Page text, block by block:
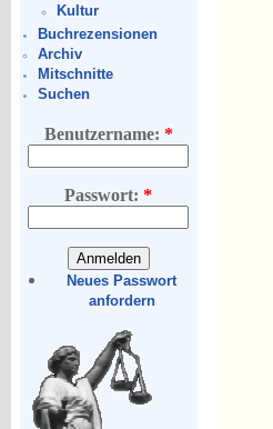
Kultur
Buchrezensionen
Archiv
Mitschnitte
Suchen
Benutzername: *
Passwort:*
Neues Passwort
anfordern